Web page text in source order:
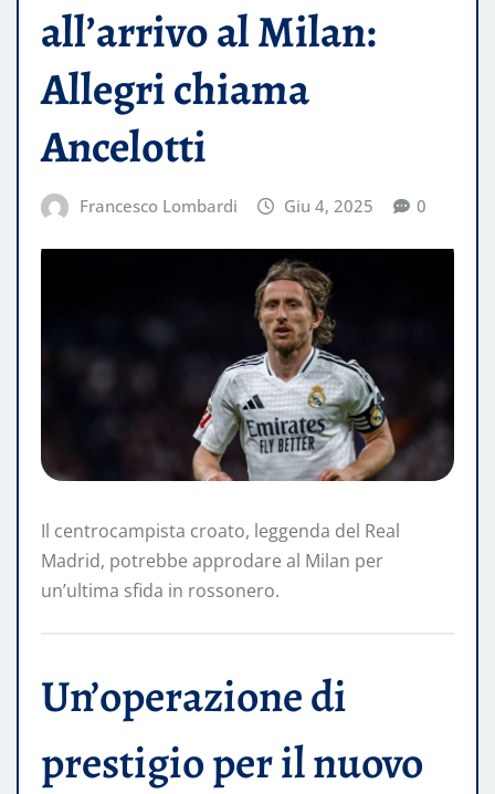
all’arrivo al Milan:
Allegri chiama
Ancelotti
Francesco Lombardi Giu 4, 2025 0
Il centrocampista croato, leggenda del Real
Madrid, potrebbe approdare al Milan per
un’ultima sfida in rossonero.
Un’operazione di
prestigio per il nuovo